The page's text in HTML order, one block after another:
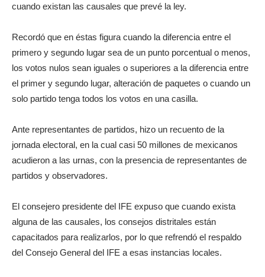
cuando existan las causales que prevé la ley.
Recordó que en éstas figura cuando la diferencia entre el
primero y segundo lugar sea de un punto porcentual o menos,
los votos nulos sean iguales o superiores a la diferencia entre
el primer y segundo lugar, alteración de paquetes o cuando un
solo partido tenga todos los votos en una casilla.
Ante representantes de partidos, hizo un recuento de la
jornada electoral, en la cual casi 50 millones de mexicanos
acudieron a las urnas, con la presencia de representantes de
partidos y observadores.
El consejero presidente del IFE expuso que cuando exista
alguna de las causales, los consejos distritales están
capacitados para realizarlos, por lo que refrendó el respaldo
del Consejo General del IFE a esas instancias locales.